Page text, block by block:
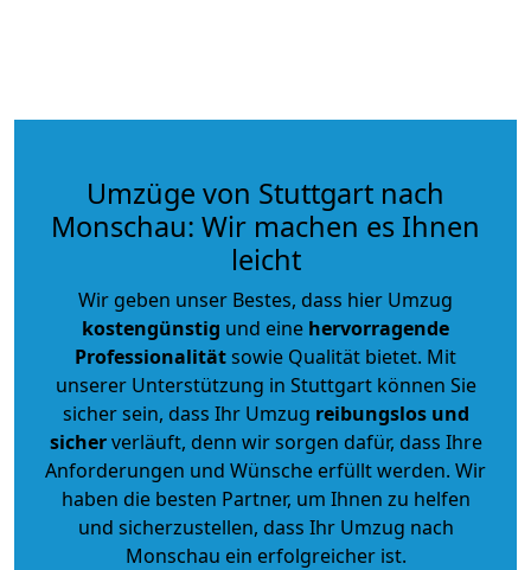
Umzüge von Stuttgart nach
Monschau: Wir machen es Ihnen
leicht
Wir geben unser Bestes, dass hier Umzug
kostengünstig und eine hervorragende
Professionalitätsowie Qualität bietet. Mit
unserer Unterstützung in Stuttgart können Sie
sicher sein, dass Ihr Umzug reibungslos und
sicherverläuft, denn wir sorgen dafür, dass Ihre
Anforderungen und Wünsche erfüllt werden. Wir
haben die besten Partner, um Ihnen zu helfen
und sicherzustellen, dass Ihr Umzug nach
Monschau ein erfolgreicher ist.